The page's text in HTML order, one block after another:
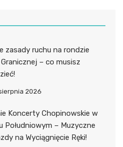
zasady ruchu na rondzie
– co musisz
2026
Koncerty Chopinowskie w
Południowym – Muzyczne
na Wyciągnięcie Ręki!